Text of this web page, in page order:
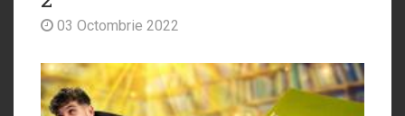
03 Octombrie 2022